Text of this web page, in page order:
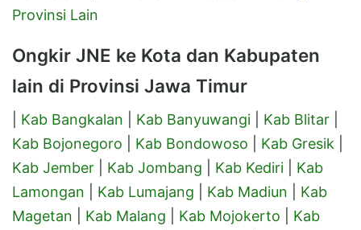
Provinsi Lain
Ongkir JNE ke Kota dan Kabupaten
lain di Provinsi Jawa Timur
Kab Bangkalan Kab Banyuwangi Kab Blitar
Kab Bojonegoro
Kab Bondowoso Kab Gresik
Kab Jember
Kab Jombang Kab Kediri
Kab
Lamongan
Kab Lumajang Kab Madiun
Kab
Magetan
Kab Malang Kab Mojokerto
Kab